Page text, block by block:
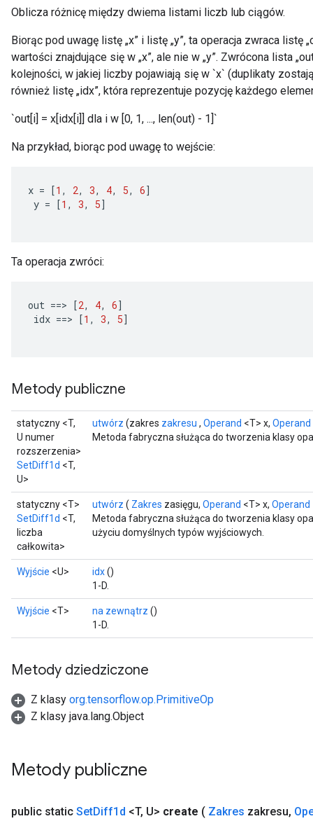
Oblicza różnicę między dwiema listami liczb lub ciągów.
Biorąc pod uwagę listę „x” i listę „y”, ta operacja zwraca listę
wartości znajdujące się w „x”, ale nie w „y”. Zwrócona lista
kolejności, w jakiej liczby pojawiają się w `x` (duplikaty
również listę „idx”, która reprezentuje pozycję każdego
`out[i] = x[idx[i]] dla i w [0, 1, ..., len(out) - 1]`
Na przykład, biorąc pod uwagę to wejście:
x = [1 , 2, 3, 4, 5, 6]
y = [1 , 3, 5]
Ta operacja zwróci:
out ==> [2, 4, 6]
idx ==> [1 , 3, 5]
Metody publiczne
statyczny <T,
U numer
rozszerzenia>
SetDiff1d <T,
U>
utwórz (zakres zakresu , Operand <T> x, Operand
Metoda fabryczna służąca do tworzenia klasy
statyczny <T>
SetDiff1d <T,
liczba
całkowita>
utwórz ( Zakres zasięgu, Operand <T> x, Operand
Metoda fabryczna służąca do tworzenia klasy
użyciu domyślnych typów wyjściowych.
Wyjście <U> idx()
1-D.
Wyjście <T> na zewnątrz ()
1-D.
Metody dziedziczone
Z klasy org.tensorflow.op.PrimitiveOp
Z klasy java.lang.Object
Metody publiczne
public static SetDiff1d <T, U> create ( Zakres zakresu,